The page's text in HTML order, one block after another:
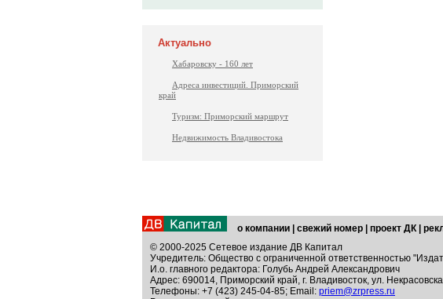
Актуально
Хабаровску - 160 лет
Адреса инвестиций. Приморский
край
Туризм: Приморский маршрут
Недвижимость Владивостока
о компании свежий номер проект ДК
© 2000-2025 Сетевое издание ДВ Капитал
Учредитель: Общество с ограниченной ответственностью
И.о. главного редактора: Голубь Андрей Александрович
Адрес: 690014, Приморский край, г. Владивосток, ул.
Телефоны: +7 (423) 245-04-85; Email: priem@zrpress.ru